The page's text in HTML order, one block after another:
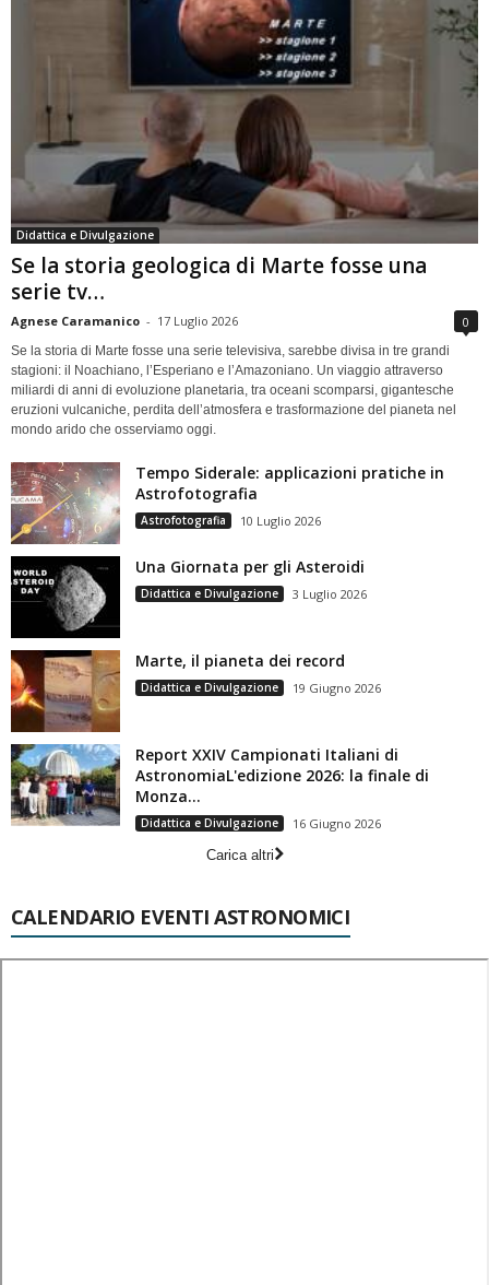
Didattica e Divulgazione
Se la storia geologica di Marte fosse una
serie tv…
Agnese Caramanico - 17 Luglio 2026 0
Se la storia di Marte fosse una serie televisiva, sarebbe divisa in tre grandi
stagioni: il Noachiano, l’Esperiano e l’Amazoniano. Un viaggio attraverso
miliardi di anni di evoluzione planetaria, tra oceani scomparsi, gigantesche
eruzioni vulcaniche, perdita dell’atmosfera e trasformazione del pianeta nel
mondo arido che osserviamo oggi.
Tempo Siderale: applicazioni pratiche in
Astrofotografia
Astrofotografia 10 Luglio 2026
Una Giornata per gli Asteroidi
Didattica e Divulgazione 3 Luglio 2026
Marte, il pianeta dei record
Didattica e Divulgazione 19 Giugno 2026
Report XXIV Campionati Italiani di
AstronomiaL'edizione 2026: la finale di
Monza...
Didattica e Divulgazione
16 Giugno 2026
Carica altri
CALENDARIO EVENTI ASTRONOMICI